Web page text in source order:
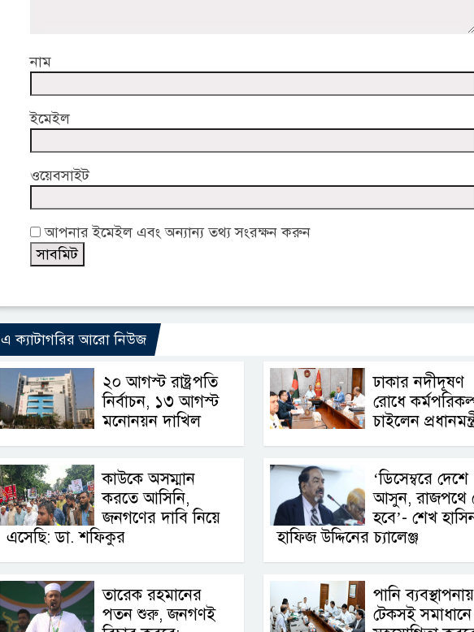
নাম
ইমেইল
ওয়েবসাইট
আপনার ইমেইল এবং অন্যান্য তথ্য সংরক্ষন করুন
এ ক্যাটাগরির আরো নিউজ
২০ আগস্ট রাষ্ট্রপতি
নির্বাচন, ১৩ আগস্ট
মনোনয়ন দাখিল
ঢাকার নদীদূষণ
রোধে
চাইলেন
কাউকে অসম্মান
করতে আসিনি,
জনগণের দাবি নিয়ে
এসেছি: ডা. শফিকুর
‘ডিসেম্বরে দেশে
আসুন, রাজপথে
হবে’- শেখ
হাফিজ উদ্দিনের চ্যালেঞ্জ
তারেক রহমানের
পতন শুরু, জনগণই
পানি ব্যবস্থাপনায়
টেকসই সমাধানে